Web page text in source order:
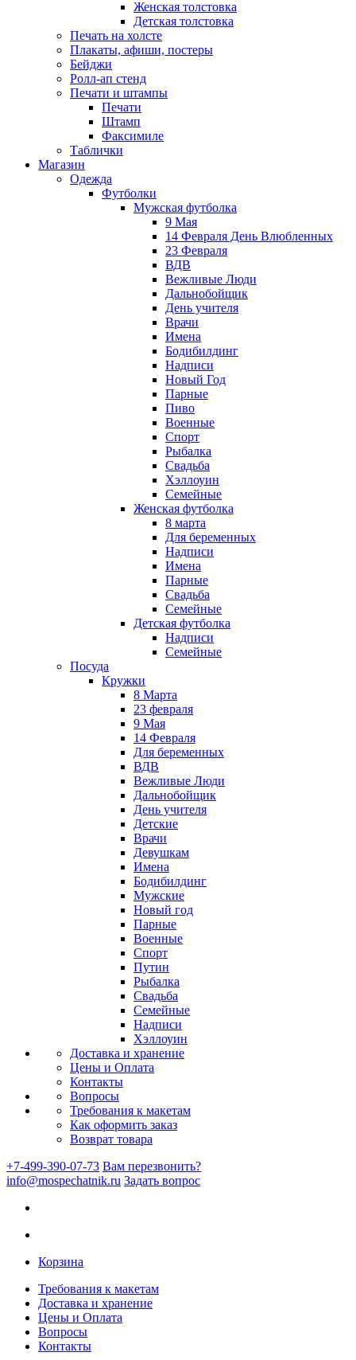
Женская толстовка
Детская толстовка
Печать на холсте
Плакаты, афиши, постеры
Бейджи
Ролл-ап стенд
Печати и штампы
Печати
Штамп
Факсимиле
Таблички
Магазин
Одежда
Футболки
Мужская футболка
9 Мая
14 Февраля День Влюбленных
23 Февраля
ВДВ
Вежливые Люди
Дальнобойщик
День учителя
Врачи
Имена
Бодибилдинг
Надписи
Новый Год
Парные
Пиво
Военные
Спорт
Рыбалка
Свадьба
Хэллоуин
Семейные
Женская футболка
8 марта
Для беременных
Надписи
Имена
Парные
Свадьба
Семейные
Детская футболка
Надписи
Семейные
Посуда
Кружки
8 Марта
23 февраля
9 Мая
14 Февраля
Для беременных
ВДВ
Вежливые Люди
Дальнобойщик
День учителя
Детские
Врачи
Девушкам
Имена
Бодибилдинг
Мужские
Новый год
Парные
Военные
Спорт
Путин
Рыбалка
Свадьба
Семейные
Надписи
Хэллоуин
Доставка и хранение
Цены и Оплата
Контакты
Вопросы
Требования к макетам
Как оформить заказ
Возврат товара
+7-499-390-07-73 Вам перезвонить?
info@mospechatnik.ru Задать вопрос
Корзина
Требования к макетам
Доставка и хранение
Цены и Оплата
Вопросы
Контакты